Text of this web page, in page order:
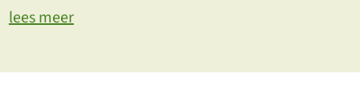
lees meer